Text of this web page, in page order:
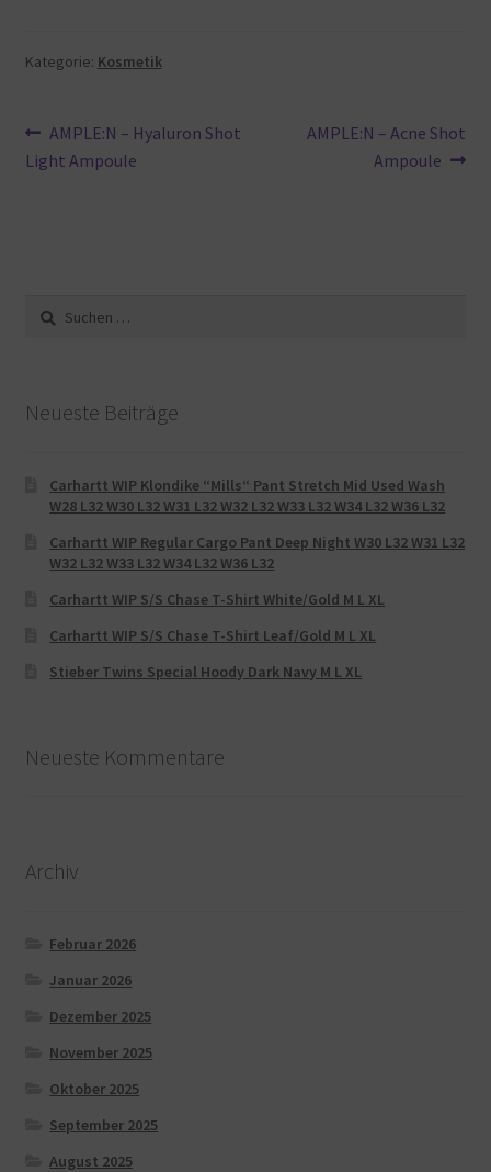
Kategorie: Kosmetik
Beitragsnavigation
Vorheriger
Beitrag:
AMPLE:N – Hyaluron Shot
Light Ampoule
Nächster
AMPLE:N – Acne Shot
Ampoule
Suche
nach:
Neueste Beiträge
Carhartt WIP Klondike “Mills“ Pant Stretch Mid Used Wash
W28 L32 W30 L32 W31 L32 W32 L32 W33 L32 W34 L32 W36 L32
Carhartt WIP Regular Cargo Pant Deep Night W30 L32 W31 L32
W32 L32 W33 L32 W34 L32 W36 L32
Carhartt WIP S/S Chase T-Shirt White/Gold M L XL
Carhartt WIP S/S Chase T-Shirt Leaf/Gold M L XL
Stieber Twins Special Hoody Dark Navy M L XL
Neueste Kommentare
Archiv
Februar 2026
Januar 2026
Dezember 2025
November 2025
Oktober 2025
September 2025
August 2025